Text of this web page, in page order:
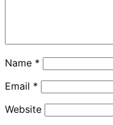
Name *
Email *
Website